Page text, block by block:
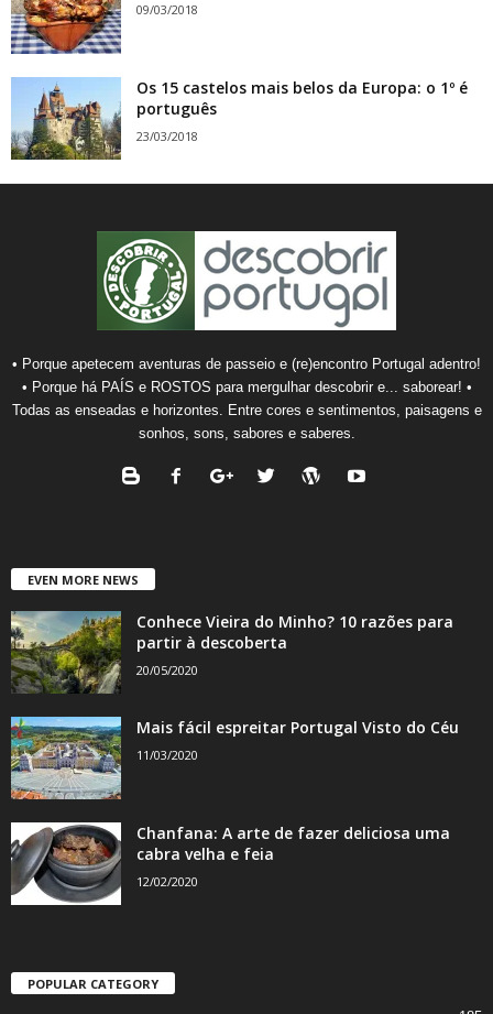
09/03/2018
Os 15 castelos mais belos da Europa: o 1º é
português
23/03/2018
• Porque apetecem aventuras de passeio e (re)encontro Portugal adentro!
• Porque há PAÍS e ROSTOS para mergulhar descobrir e... saborear! •
Todas as enseadas e horizontes. Entre cores e sentimentos, paisagens e
sonhos, sons, sabores e saberes.
EVEN MORE NEWS
Conhece Vieira do Minho? 10 razões para
partir à descoberta
20/05/2020
Mais fácil espreitar Portugal Visto do Céu
11/03/2020
Chanfana: A arte de fazer deliciosa uma
cabra velha e feia
12/02/2020
POPULAR CATEGORY